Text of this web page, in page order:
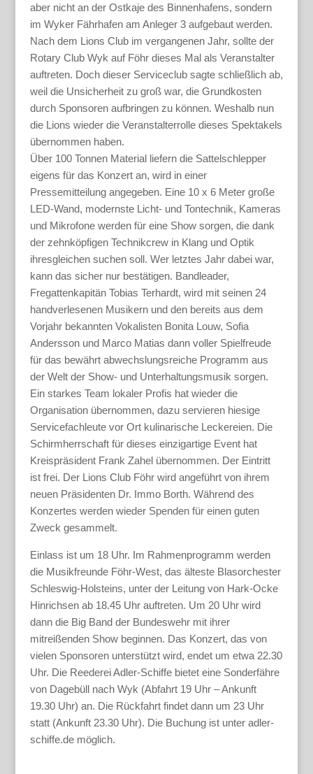
aber nicht an der Ostkaje des Binnenhafens, sondern
im Wyker Fährhafen am Anleger 3 aufgebaut werden.
Nach dem Lions Club im vergangenen Jahr, sollte der
Rotary Club Wyk auf Föhr dieses Mal als Veranstalter
auftreten. Doch dieser Serviceclub sagte schließlich ab,
weil die Unsicherheit zu groß war, die Grundkosten
durch Sponsoren aufbringen zu können. Weshalb nun
die Lions wieder die Veranstalterrolle dieses Spektakels
übernommen haben.
Über 100 Tonnen Material liefern die Sattelschlepper
eigens für das Konzert an, wird in einer
Pressemitteilung angegeben. Eine 10 x 6 Meter große
LED-Wand, modernste Licht- und Tontechnik, Kameras
und Mikrofone werden für eine Show sorgen, die dank
der zehnköpfigen Technikcrew in Klang und Optik
ihresgleichen suchen soll. Wer letztes Jahr dabei war,
kann das sicher nur bestätigen. Bandleader,
Fregattenkapitän Tobias Terhardt, wird mit seinen 24
handverlesenen Musikern und den bereits aus dem
Vorjahr bekannten Vokalisten Bonita Louw, Sofia
Andersson und Marco Matias dann voller Spielfreude
für das bewährt abwechslungsreiche Programm aus
der Welt der Show- und Unterhaltungsmusik sorgen.
Ein starkes Team lokaler Profis hat wieder die
Organisation übernommen, dazu servieren hiesige
Servicefachleute vor Ort kulinarische Leckereien. Die
Schirmherrschaft für dieses einzigartige Event hat
Kreispräsident Frank Zahel übernommen. Der Eintritt
ist frei. Der Lions Club Föhr wird angeführt von ihrem
neuen Präsidenten Dr. Immo Borth. Während des
Konzertes werden wieder Spenden für einen guten
Zweck gesammelt.
Einlass ist um 18 Uhr. Im Rahmenprogramm werden
die Musikfreunde Föhr-West, das älteste Blasorchester
Schleswig-Holsteins, unter der Leitung von Hark-Ocke
Hinrichsen ab 18.45 Uhr auftreten. Um 20 Uhr wird
dann die Big Band der Bundeswehr mit ihrer
mitreißenden Show beginnen. Das Konzert, das von
vielen Sponsoren unterstützt wird, endet um etwa 22.30
Uhr. Die Reederei Adler-Schiffe bietet eine Sonderfähre
von Dagebüll nach Wyk (Abfahrt 19 Uhr – Ankunft
19.30 Uhr) an. Die Rückfahrt findet dann um 23 Uhr
statt (Ankunft 23.30 Uhr). Die Buchung ist unter adler-
schiffe.de möglich.